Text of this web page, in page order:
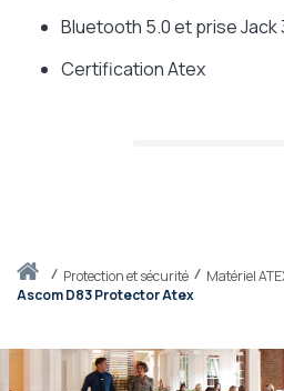
Accueilprotection et sécurité Matériel
Ascom D83 Protector Atex
Bluetooth 5.0 et prise Jack
Certification Atex